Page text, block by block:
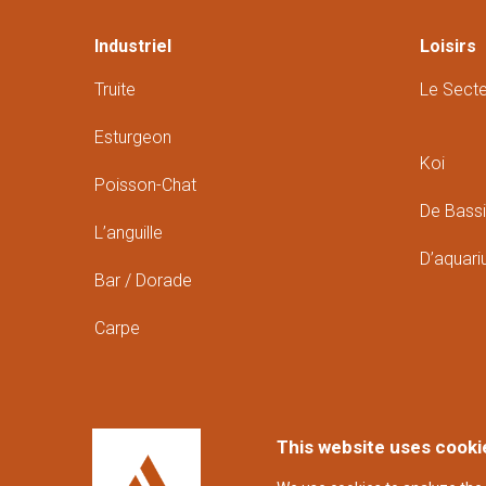
This website uses
Industriel
Truite
Esturgeon
Poisson-Chat
L’anguille
Bar / Dorade
Carpe
Loisirs
Le
Koi
De